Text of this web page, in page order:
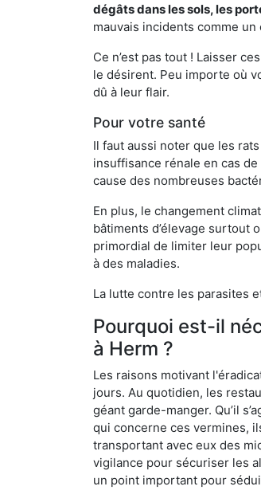
dégâts dans les sols, les
mauvais incidents comme
Ce n’est pas tout ! Laisser
le désirent. Peu importe où
dû à leur flair.
Pour votre santé
Il faut aussi noter que les
insuffisance rénale en cas
cause des nombreuses
En plus, le changement
bâtiments d’élevage surtout
primordial de limiter leur
à des maladies.
La lutte contre les parasites
Pourquoi est-il
à Herm ?
Les raisons motivant
jours. Au quotidien, les
géant garde-manger. Qu’il
qui concerne ces vermines,
transportant avec eux des
vigilance pour sécuriser les
un point important pour